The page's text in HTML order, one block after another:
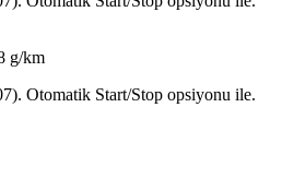
g/km
Otomatik Start/Stop opsiyonu ile.